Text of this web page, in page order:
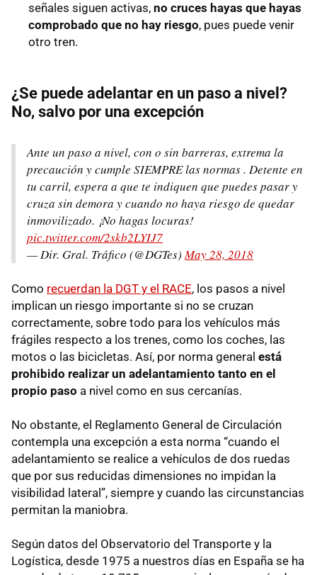
señales siguen activas, no cruces hayas que hayas
comprobado que no hay riesgo, pues puede venir
otro tren.
¿Se puede adelantar en un paso a nivel?
No, salvo por una excepción
Ante un paso a nivel, con o sin barreras, extrema la
precaución y cumple SIEMPRE las normas . Detente en
tu carril, espera a que te indiquen que puedes pasar y
cruza sin demora y cuando no haya riesgo de quedar
inmovilizado. ¡No hagas locuras!
pic.twitter.com/2skb2LYIJ7
— Dir. Gral. Tráfico (@DGTes)May 28, 2018
Como recuerdan la DGT y el RACE, los pasos a nivel
implican un riesgo importante si no se cruzan
correctamente, sobre todo para los vehículos más
frágiles respecto a los trenes, como los coches, las
motos o las bicicletas. Así, por norma general está
prohibido realizar un adelantamiento tanto en el
propio paso a nivel como en sus cercanías.
No obstante, el Reglamento General de Circulación
contempla una excepción a esta norma “cuando el
adelantamiento se realice a vehículos de dos ruedas
que por sus reducidas dimensiones no impidan la
visibilidad lateral”, siempre y cuando las circunstancias
permitan la maniobra.
Según datos del Observatorio del Transporte y la
Logística, desde 1975 a nuestros días en España se ha